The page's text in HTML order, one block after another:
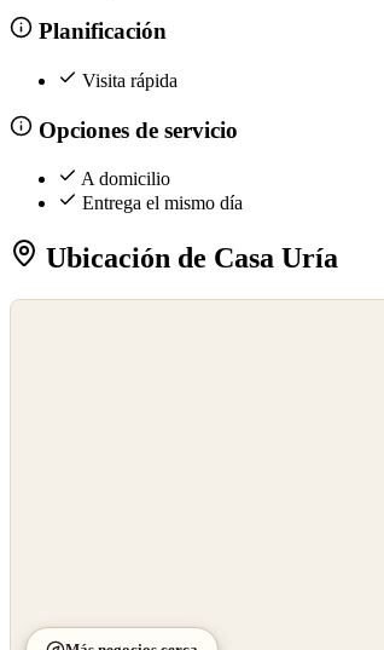
Planificación
Visita rápida
Opciones de servicio
A domicilio
Entrega el mismo día
Ubicación de Casa Uría